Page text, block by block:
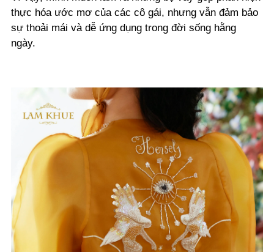
thực hóa ước mơ của các cô gái, nhưng vẫn đảm bảo
sự thoải mái và dễ ứng dụng trong đời sống hằng
ngày.